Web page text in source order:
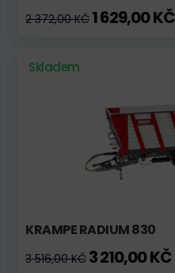
2 372,00 KČ 1 629,00 KČ
Skladem
KRAMPE RADIUM 830
3 516,00 KČ 3 210,00 KČ